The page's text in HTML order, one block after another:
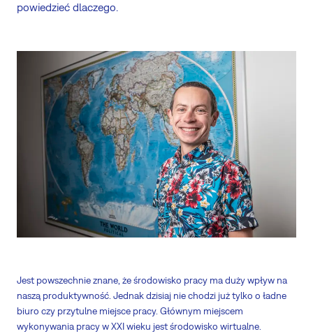
powiedzieć dlaczego.
Jest powszechnie znane, że środowisko pracy ma duży wpływ na
naszą produktywność. Jednak dzisiaj nie chodzi już tylko o ładne
biuro czy przytulne miejsce pracy. Głównym miejscem
wykonywania pracy w XXI wieku jest środowisko wirtualne.